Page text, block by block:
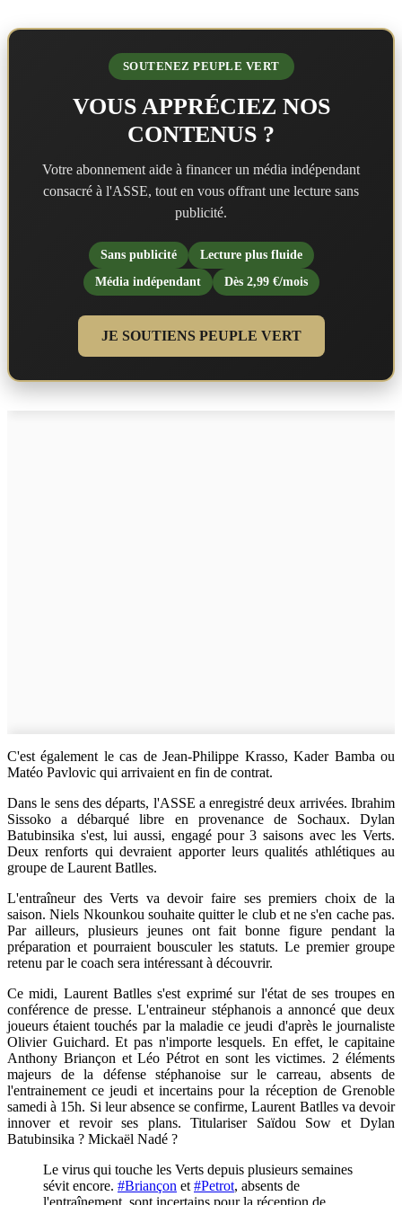
SOUTENEZ PEUPLE VERT
VOUS APPRÉCIEZ NOS
CONTENUS ?
Votre abonnement aide à financer un média indépendant
consacré à l'ASSE, tout en vous offrant une lecture sans
publicité.
Sans publicité
Lecture plus fluide
Média indépendant
Dès 2,99 €/mois
JE SOUTIENS PEUPLE VERT
C'est également le cas de Jean-Philippe Krasso, Kader Bamba ou
Matéo Pavlovic qui arrivaient en fin de contrat.
Dans le sens des départs, l'ASSE a enregistré deux arrivées. Ibrahim
Sissoko a débarqué libre en provenance de Sochaux. Dylan
Batubinsika s'est, lui aussi, engagé pour 3 saisons avec les Verts.
Deux renforts qui devraient apporter leurs qualités athlétiques au
groupe de Laurent Batlles.
L'entraîneur des Verts va devoir faire ses premiers choix de la
saison. Niels Nkounkou souhaite quitter le club et ne s'en cache pas.
Par ailleurs, plusieurs jeunes ont fait bonne figure pendant la
préparation et pourraient bousculer les statuts. Le premier groupe
retenu par le coach sera intéressant à découvrir.
Ce midi, Laurent Batlles s'est exprimé sur l'état de ses troupes en
conférence de presse. L'entraineur stéphanois a annoncé que deux
joueurs étaient touchés par la maladie ce jeudi d'après le journaliste
Olivier Guichard. Et pas n'importe lesquels. En effet, le capitaine
Anthony Briançon et Léo Pétrot en sont les victimes. 2 éléments
majeurs de la défense stéphanoise sur le carreau, absents de
l'entrainement ce jeudi et incertains pour la réception de Grenoble
samedi à 15h. Si leur absence se confirme, Laurent Batlles va devoir
innover et revoir ses plans. Titulariser Saïdou Sow et Dylan
Batubinsika ? Mickaël Nadé ?
Le virus qui touche les Verts depuis plusieurs semaines
sévit encore. #Briançon et #Petrot, absents de
l'entraînement, sont incertains pour la réception de